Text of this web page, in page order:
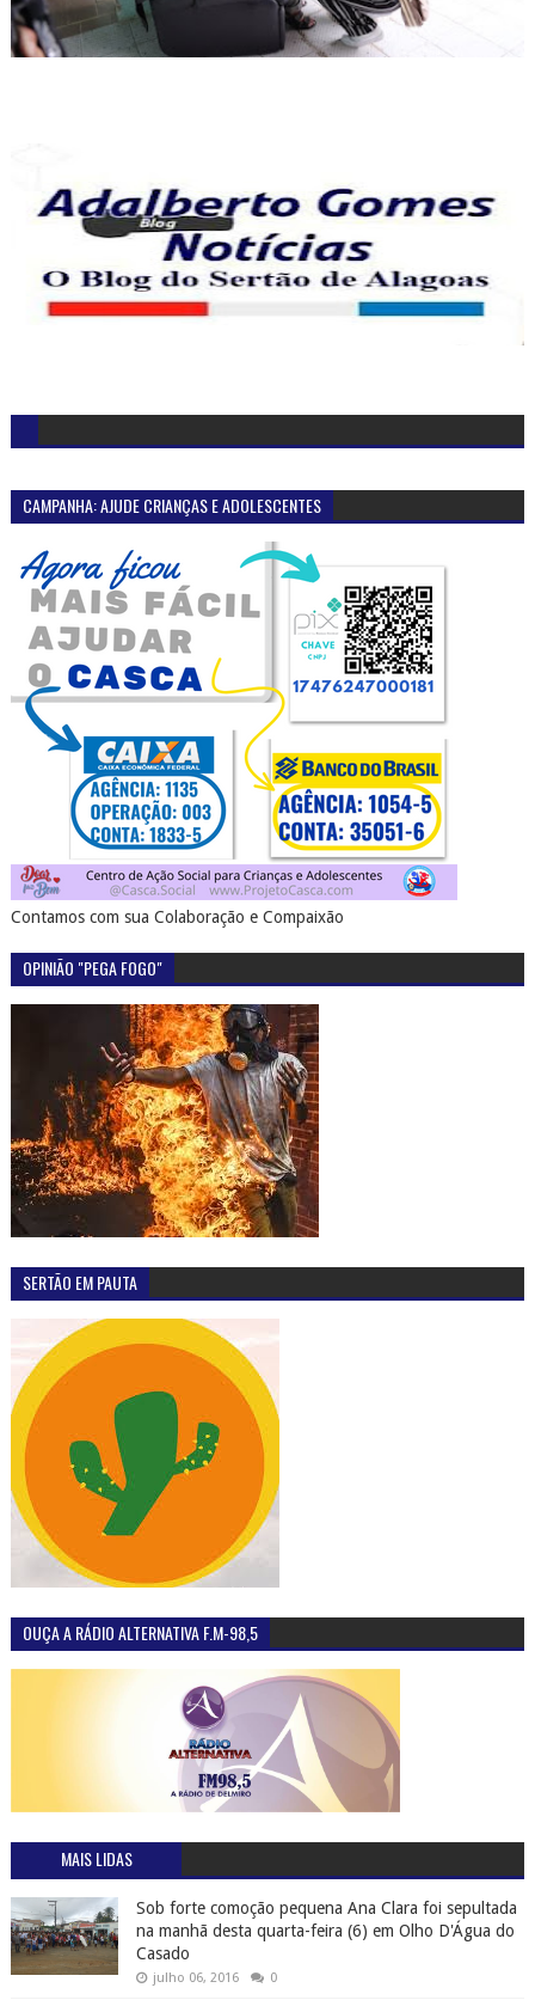
CAMPANHA: AJUDE CRIANÇAS E ADOLESCENTES
Contamos com sua Colaboração e Compaixão
OPINIÃO "PEGA FOGO"
SERTÃO EM PAUTA
OUÇA A RÁDIO ALTERNATIVA F.M-98,5
MAIS LIDAS
Sob forte comoção pequena Ana Clara foi sepultada
na manhã desta quarta-feira (6) em Olho D'Água do
Casado
julho 06, 2016 0